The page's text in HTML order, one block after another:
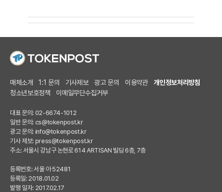
매체소개 1:1 문의 기사제보 광고 문의 이용약관
개인정보처리방침
청소년보호정책
이메일무단수집거부
대표 문의: 02-6674-1012
일반 문의: cs@tokenpost.kr
광고 문의: info@tokenpost.kr
기사 제보: press@tokenpost.kr
주소: 서울시 강남구 논현로 614 ARTISAN 빌딩 6층, 7층
등록번호: 서울 아 52481
등록일: 2018.01.02
발행 일자: 2017.02.17